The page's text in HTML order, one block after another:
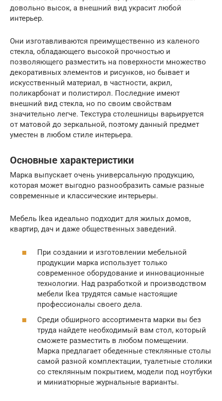
довольно высок, а внешний вид украсит любой
интерьер.
Они изготавливаются преимущественно из каленого
стекла, обладающего высокой прочностью и
позволяющего разместить на поверхности множество
декоративных элементов и рисунков, но бывает и
искусственный материал, в частности, акрил,
поликарбонат и полистирол. Последние имеют
внешний вид стекла, но по своим свойствам
значительно легче. Текстура столешницы варьируется
от матовой до зеркальной, поэтому данный предмет
уместен в любом стиле интерьера.
Основные характеристики
Марка выпускает очень универсальную продукцию,
которая может выгодно разнообразить самые разные
современные и классические интерьеры.
Мебель Ikea идеально подходит для жилых домов,
квартир, дач и даже общественных заведений.
При создании и изготовлении мебельной
продукции марка использует только
современное оборудование и инновационные
технологии. Над разработкой и производством
мебели Ikea трудятся самые настоящие
профессионалы своего дела.
Среди обширного ассортимента марки вы без
труда найдете необходимый вам стол, который
сможете разместить в любом помещении.
Марка предлагает обеденные стеклянные столы
самой разной комплектации, туалетные столики
со стеклянным покрытием, модели под ноутбуки
и миниатюрные журнальные варианты.